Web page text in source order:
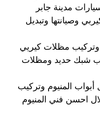
مدينة جابر
وصيانتها وتبديل
مظلات كيريي
شبك حديد ومظلات
المنيوم وتركيب
احسن فني المنيوم